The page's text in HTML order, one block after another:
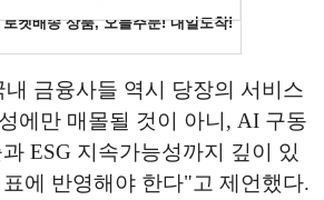
금융사들 역시 당장의 서비스
에만 매몰될 것이 아니, AI 구동
ESG 지속가능성까지 깊이 있
에 반영해야 한다"고 제언했다.